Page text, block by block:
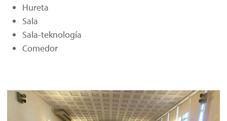
Hureta
Sala
Sala-teknología
Comedor